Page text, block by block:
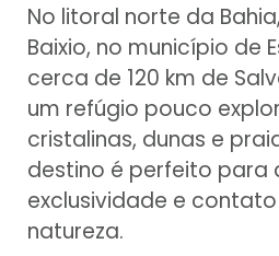
No litoral norte da
Baixio, no município de
cerca de 120 km de
um refúgio pouco
cristalinas, dunas e
destino é perfeito para
exclusividade e
natureza.